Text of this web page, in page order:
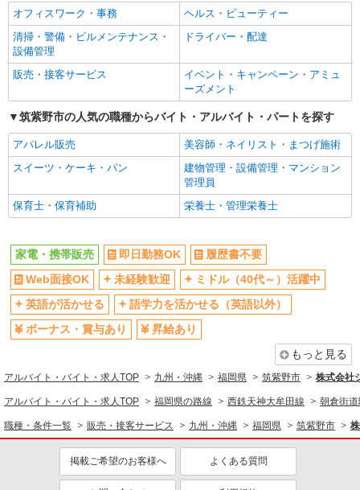
社員登用あり
オフィスワーク・事務
ヘルス・ビューティー
清掃・警備・ビルメンテナンス・
設備管理
ドライバー・配達
販売・接客サービス
イベント・キャンペーン・アミュ
ーズメント
筑紫野市の人気の職種からバイト・アルバイト・パートを探す
アパレル販売
美容師・ネイリスト・まつげ施術
スイーツ・ケーキ・パン
建物管理・設備管理・マンション
管理員
保育士・保育補助
栄養士・管理栄養士
家電・携帯販売 即日勤務OK
履歴書不要
Web面接OK
未経験歓迎
ミドル（40代～）活躍中
英語が活かせる
語学力を活かせる（英語以外）
ボーナス・賞与あり
昇給あり
もっと見る
アルバイト・バイト・求人TOP 九州・沖縄 福岡県 筑紫野市 株式会社
アルバイト・バイト・求人TOP 福岡県の路線 西鉄天神大牟田線 朝倉街
職種・条件一覧 販売・接客サービス 九州・沖縄 福岡県 筑紫野市
掲載ご希望のお客様へ よくある質問